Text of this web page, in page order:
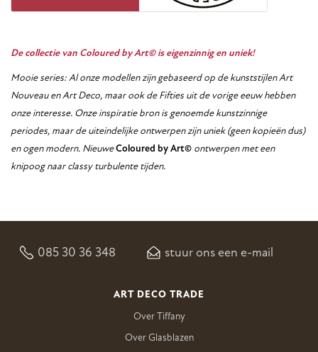
De collectie van Coloured by Art©is eigenzinnig en uniek!
Mooie series: Al onze modellen zijn gebaseerd op de kunststijlen Art
Nouveau en Art Deco, maar ook de Fifties uit de vorige eeuw hebben
onze interesse. Onze inspiratie bron is genoemde kunstzinnige
periodes, maar de uiteindelijke ontwerpen zijn uniek (geen kopieën dus)
en ogen modern. NieuweColoured by Art© ontwerpen met een
knipoog naar classy turbulente tijden.
085 30 36 348 stuur ons een e-mail
ART DECO TRADE
Over Tiffany
Over Glasblazen